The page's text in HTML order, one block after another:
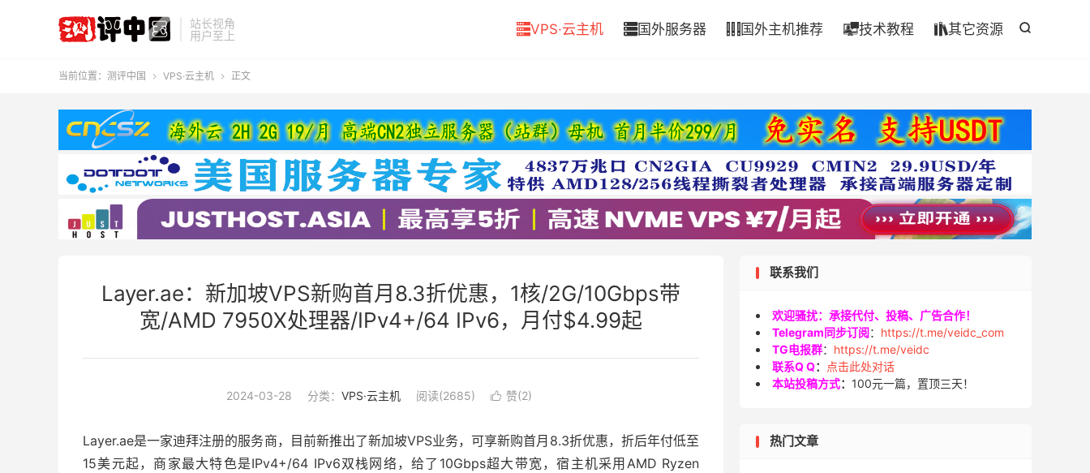
站长视角
用户至上

VPS·云主机 国外服务器  国外主机推荐 技术教程 其它资源
当前位置： 测评中国  VPS·云主机  正文
Layer.ae：新加坡VPS新购首月8.3折优惠，1核/2G/10Gbps带
宽/AMD 7950X处理器/IPv4+/64 IPv6，月付$4.99起
2024-03-28 分类： VPS·云主机 阅读(2685)  赞(2)
Layer.ae是一家迪拜注册的服务商，目前新推出了新加坡VPS业务，可享新购首月8.3折优惠，折后年付低至
15美元起，商家最大特色是IPv4+/64 IPv6双栈网络，给了10Gbps超大带宽，宿主机采用AMD Ryzen
联系我们
欢迎骚扰：承接代付、投稿、广告合作！
Telegram同步订阅： https://t.me/veidc_com
TG电报群： https://t.me/veidc
联系Q Q：
点击此处对话
本站投稿方式： 100元一篇，置顶三天！
热门文章